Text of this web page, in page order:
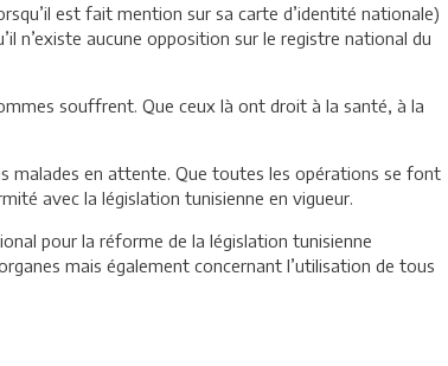
est fait mention sur sa carte d’identité nationale)
n’existe aucune opposition sur le registre national du
souffrent. Que ceux là ont droit à la santé, à la
malades en attente. Que toutes les opérations se font
avec la législation tunisienne en vigueur.
pour la réforme de la législation tunisienne
mais également concernant l’utilisation de tous